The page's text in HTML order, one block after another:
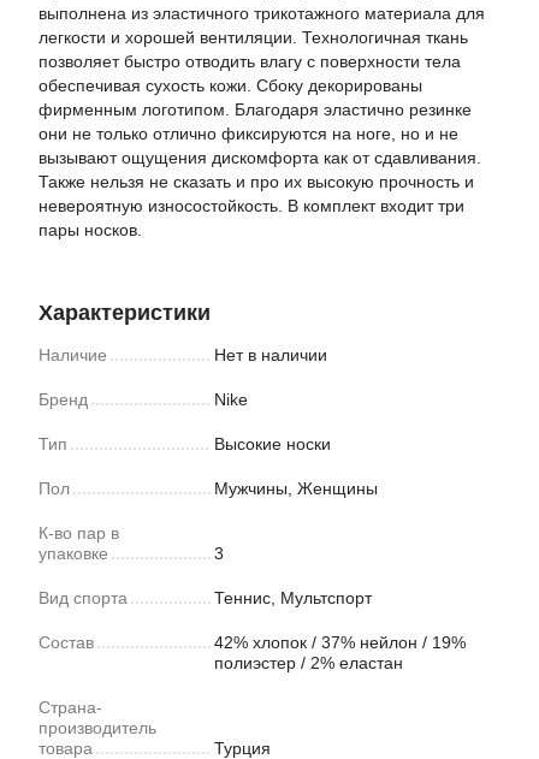
выполнена из эластичного трикотажного материала для
легкости и хорошей вентиляции. Технологичная ткань
позволяет быстро отводить влагу с поверхности тела
обеспечивая сухость кожи. Сбоку декорированы
фирменным логотипом. Благодаря эластично резинке
они не только отлично фиксируются на ноге, но и не
вызывают ощущения дискомфорта как от сдавливания.
Также нельзя не сказать и про их высокую прочность и
невероятную износостойкость. В комплект входит три
пары носков.
Характеристики
Наличие Нет в наличии
Бренд Nike
Тип Высокие носки
Пол Мужчины, Женщины
К-во пар в
упаковке
3
Вид спорта Теннис Мультспорт
Состав
42% хлопок / 37% нейлон / 19%
полиэстер / 2% еластан
Страна-
производитель
товара
Турция